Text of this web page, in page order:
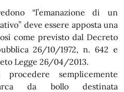
“l’emanazione di un
deve essere apposta una
come previsto dal Decreto
26/10/1972, n. 642 e
Legge 26/04/2013.
semplicemente
da bollo destinata